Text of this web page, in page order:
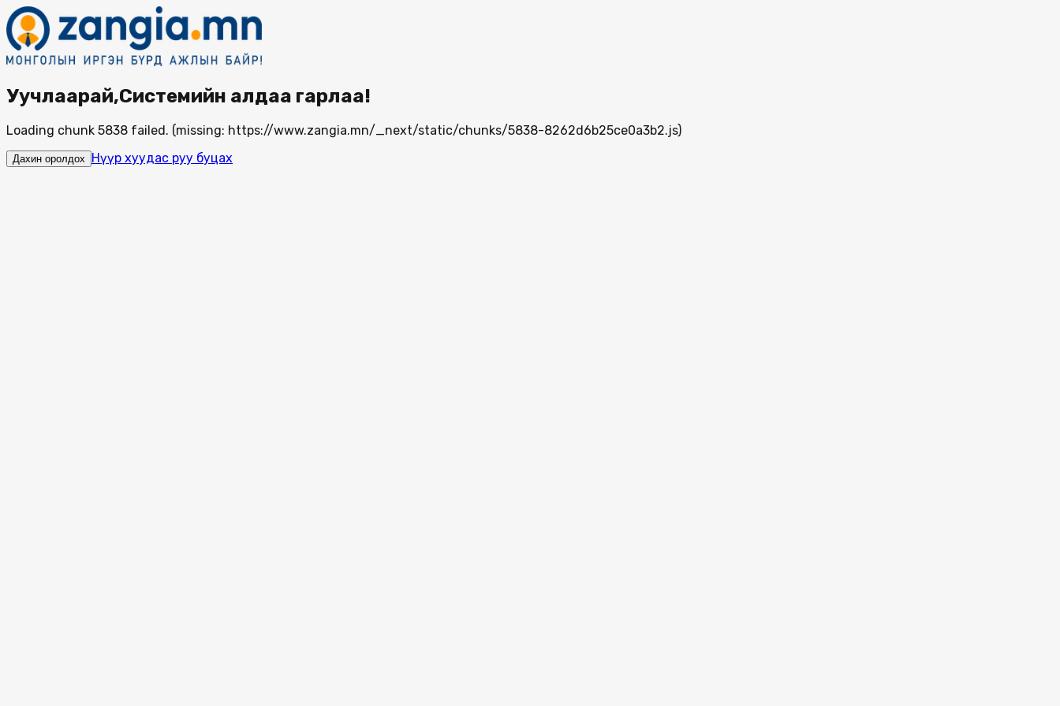
Уучлаарай,Системийн алдаа гарлаа!
Loading chunk 5838 failed. (missing: https://www.zangia.mn/_next/static/chunks/5838-8262d6b25ce0a3b2.js)
Дахин оролдох Нүүр хуудас руу буцах